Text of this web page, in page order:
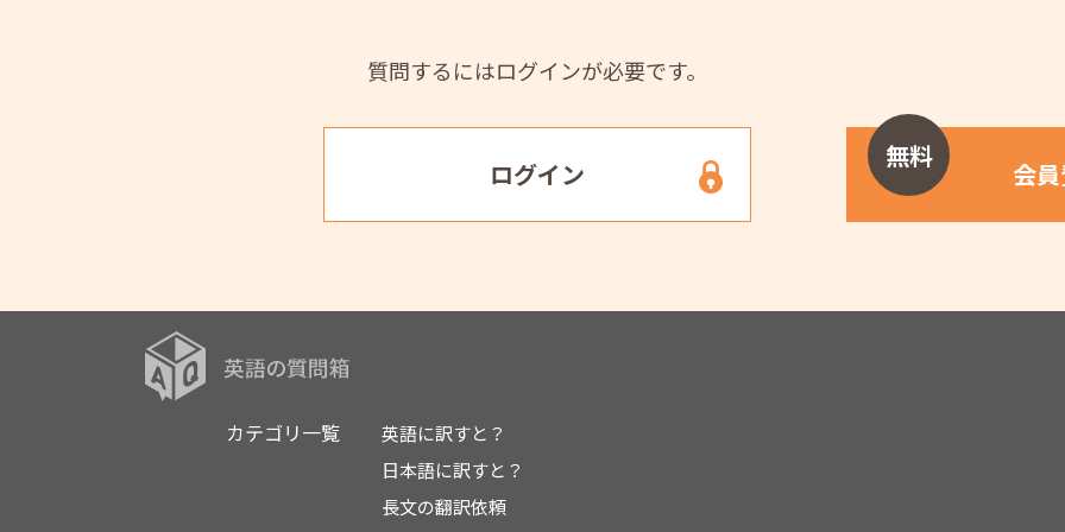
質問するにはログインが必要です。
ログイン
無料
会
カテゴリ一覧
英語に訳すと？
日本語に訳すと？
長文の翻訳依頼